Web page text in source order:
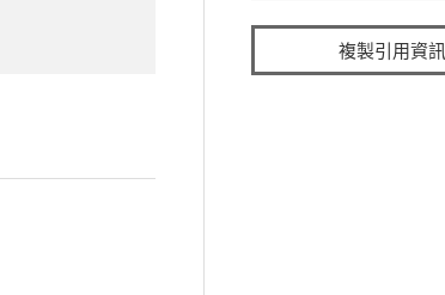
複製引用資訊